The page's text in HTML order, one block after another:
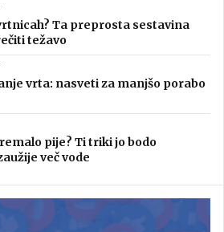
Ta preprosta sestavina
težavo
vrta: nasveti za manjšo porabo
pije? Ti triki jo bodo
več vode